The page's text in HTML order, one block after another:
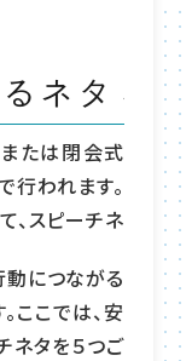
ネタ５選
たは閉会式
行われます。
、スピーチネ
につながる
ここでは、安
ネタを５つご